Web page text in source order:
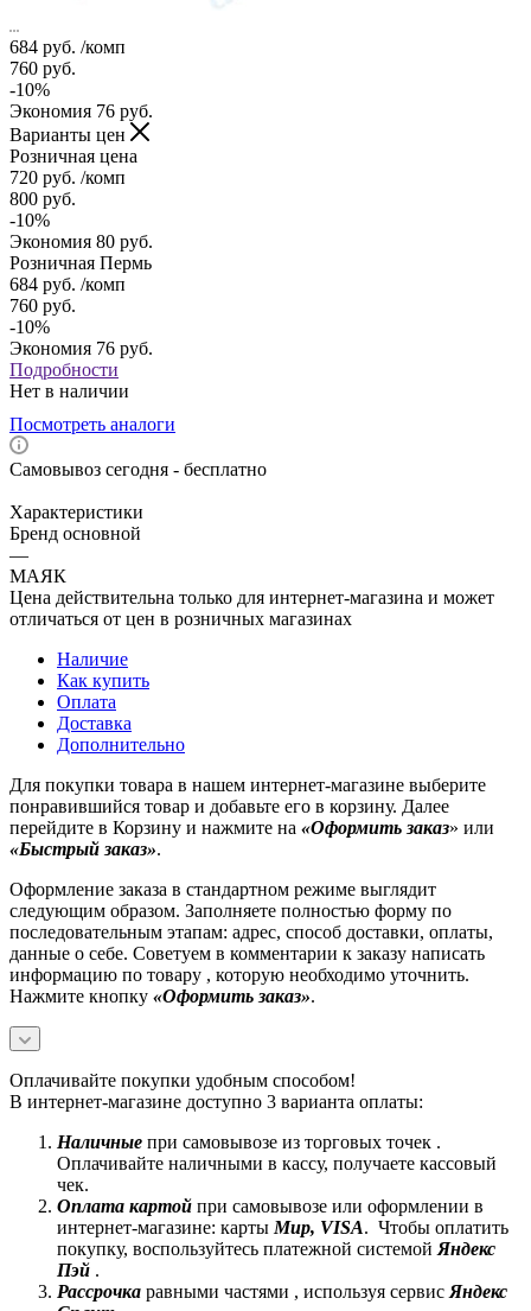
684 руб. /комп
760 руб.
-10%
Экономия 76 руб.
Варианты цен
Розничная цена
720 руб. /комп
800 руб.
-10%
Экономия 80 руб.
Розничная Пермь
684 руб. /комп
760 руб.
-10%
Экономия 76 руб.
Подробности
Нет в наличии
Посмотреть аналоги
Самовывоз сегодня - бесплатно
Характеристики
Бренд основной
—
МАЯК
Цена действительна только для интернет-магазина и может
отличаться от цен в розничных магазинах
Наличие
Как купить
Оплата
Доставка
Дополнительно
Для покупки товара в нашем интернет-магазине выберите
понравившийся товар и добавьте его в корзину. Далее
перейдите в Корзину и нажмите на «Оформить заказ» или
«Быстрый заказ».
Оформление заказа в стандартном режиме выглядит
следующим образом. Заполняете полностью форму по
последовательным этапам: адрес, способ доставки, оплаты,
данные о себе. Советуем в комментарии к заказу написать
информацию по товару , которую необходимо уточнить.
Нажмите кнопку «Оформить заказ».
Оплачивайте покупки удобным способом!
В интернет-магазине доступно 3 варианта оплаты:
Наличные при самовывозе из торговых точек .
Оплачивайте наличными в кассу, получаете кассовый
чек.
Оплата картой при самовывозе или оформлении в
интернет-магазине: карты Mир, VISA. Чтобы оплатить
покупку, воспользуйтесь платежной системой Яндекс
Пэй .
Рассрочка равными частями , используя сервис Яндекс